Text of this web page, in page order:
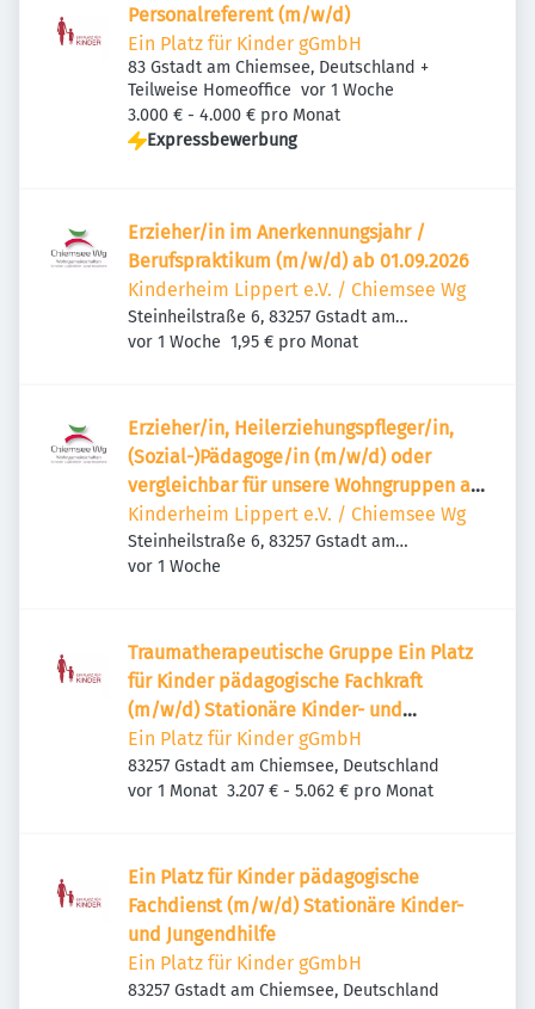
Personalreferent (m/w/d)
Ein Platz für Kinder gGmbH
83 Gstadt am Chiemsee, Deutschland +
Teilweise Homeoffice Veröffentlicht
vor 1 Woche
3.000 € - 4.000 € pro Monat
Expressbewerbung
Erzieher/in im Anerkennungsjahr /
Berufspraktikum (m/w/d) ab 01.09.2026
Kinderheim Lippert e.V. / Chiemsee Wg
Steinheilstraße 6, 83257 Gstadt am
Chiemsee, Deutschland
Veröffentlicht:
vor 1 Woche 1,95 € pro Monat
Erzieher/in, Heilerziehungspfleger/in,
(Sozial-)Pädagoge/in (m/w/d) oder
vergleichbar für unsere Wohngruppen ab
sofort oder später
Kinderheim Lippert e.V. / Chiemsee Wg
Steinheilstraße 6, 83257 Gstadt am
Chiemsee, Deutschland
Veröffentlicht
vor 1 Woche
Traumatherapeutische Gruppe Ein Platz
für Kinder pädagogische Fachkraft
(m/w/d) Stationäre Kinder- und
Jungendhilfe
Ein Platz für Kinder gGmbH
83257 Gstadt am Chiemsee, Deutschland
Veröffentlicht:
vor 1 Monat 3.207 € - 5.062 € pro Monat
Ein Platz für Kinder pädagogische
Fachdienst (m/w/d) Stationäre Kinder-
und Jungendhilfe
Ein Platz für Kinder gGmbH
83257 Gstadt am Chiemsee, Deutschland